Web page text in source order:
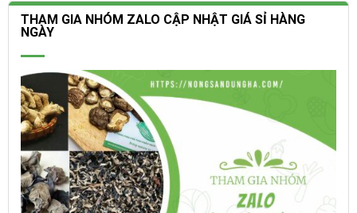
này
có
nhiều
biến
thể.
Các
tùy
chọn
có
thể
được
chọn
trên
trang
có
nhiều
Các
tùy
chọn
trên
trang
sản
THAM GIA NHÓM ZALO CẬP NHẬT GIÁ SỈ HÀNG
NGÀY